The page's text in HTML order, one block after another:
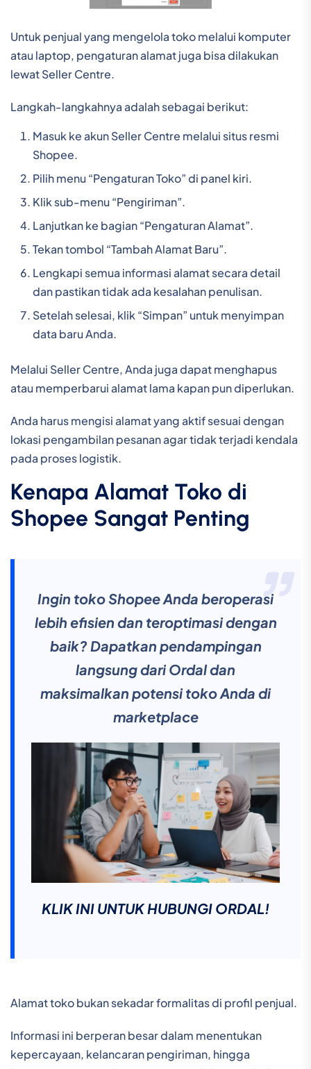
Untuk penjual yang mengelola toko melalui komputer
atau laptop, pengaturan alamat juga bisa dilakukan
lewat Seller Centre.
Langkah-langkahnya adalah sebagai berikut:
Masuk ke akun Seller Centre melalui situs resmi
Shopee.
Pilih menu “Pengaturan Toko” di panel kiri.
Klik sub-menu “Pengiriman”.
Lanjutkan ke bagian “Pengaturan Alamat”.
Tekan tombol “Tambah Alamat Baru”.
Lengkapi semua informasi alamat secara detail
dan pastikan tidak ada kesalahan penulisan.
Setelah selesai, klik “Simpan” untuk menyimpan
data baru Anda.
Melalui Seller Centre, Anda juga dapat menghapus
atau memperbarui alamat lama kapan pun diperlukan.
Anda harus mengisi alamat yang aktif sesuai dengan
lokasi pengambilan pesanan agar tidak terjadi kendala
pada proses logistik.
Kenapa Alamat Toko di
Shopee Sangat Penting
Ingin toko Shopee Anda beroperasi
lebih efisien dan teroptimasi dengan
baik? Dapatkan pendampingan
langsung dari Ordal dan
maksimalkan potensi toko Anda di
marketplace
KLIK INI UNTUK HUBUNGI ORDAL!
Alamat toko bukan sekadar formalitas di profil penjual.
Informasi ini berperan besar dalam menentukan
kepercayaan, kelancaran pengiriman, hingga